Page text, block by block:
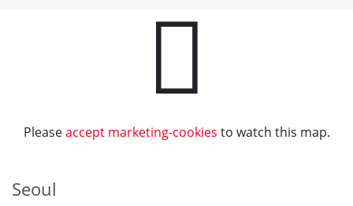
Pleaseaccept marketing-cookies to watch this map.
Seoul